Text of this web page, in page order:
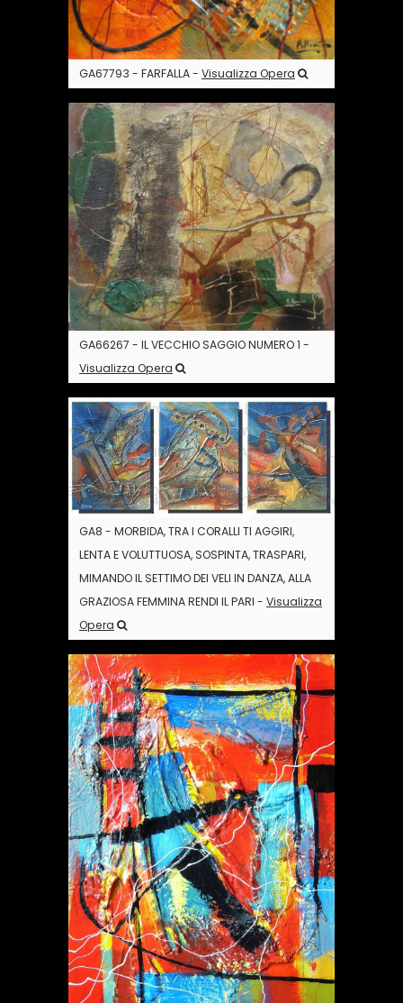
GA67793 - FARFALLA - Visualizza Opera
GA66267 - IL VECCHIO SAGGIO NUMERO 1 -
Visualizza Opera
GA8 - MORBIDA, TRA I CORALLI TI AGGIRI,
LENTA E VOLUTTUOSA, SOSPINTA, TRASPARI,
MIMANDO IL SETTIMO DEI VELI IN DANZA, ALLA
GRAZIOSA FEMMINA RENDI IL PARI - Visualizza
Opera